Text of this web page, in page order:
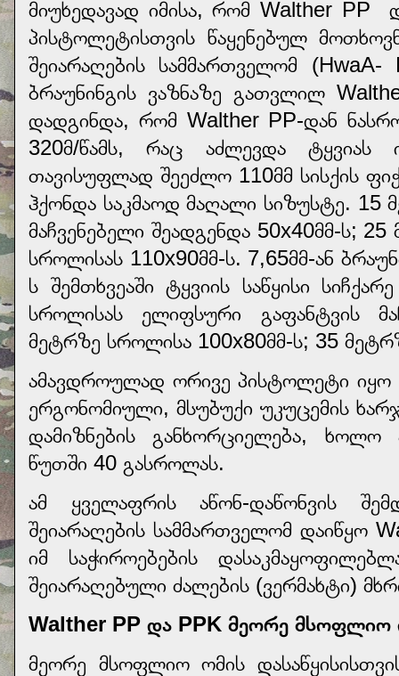
მიუხედავად იმისა, რომ Walther PP
პისტოლეტისთვის წაყენებულ
შეიარაღების სამმართველომ
ბრაუნინგის ვაზნაზე გათვლილ
დადგინდა, რომ Walther PP-დან
320მ/წამს, რაც აძლევდა
თავისუფლად შეეძლო 110მმ სისქის
ჰქონდა საკმაოდ მაღალი სიზუსტე. 15
მაჩვენებელი შეადგენდა 50x40მმ-ს;
სროლისას 110x90მმ-ს. 7,65მმ-ან
ს შემთხვეაში ტყვიის საწყისი
სროლისას ელიფსური გაფანტვის
მეტრზე სროლისა 100x80მმ-ს; 35
ამავდროულად ორივე პისტოლეტი იყო
ერგონომიული, მსუბუქი უკუცემის
დამიზნების განხორციელება,
წუთში 40 გასროლას.
ამ ყველაფრის აწონ-დაწონვის
შეიარაღების სამმართველომ დაიწყო
იმ საჭიროებების
შეიარაღებული ძალების (ვერმახტი)
Walther PP და PPK მეორე მსოფლიო
მეორე მსოფლიო ომის